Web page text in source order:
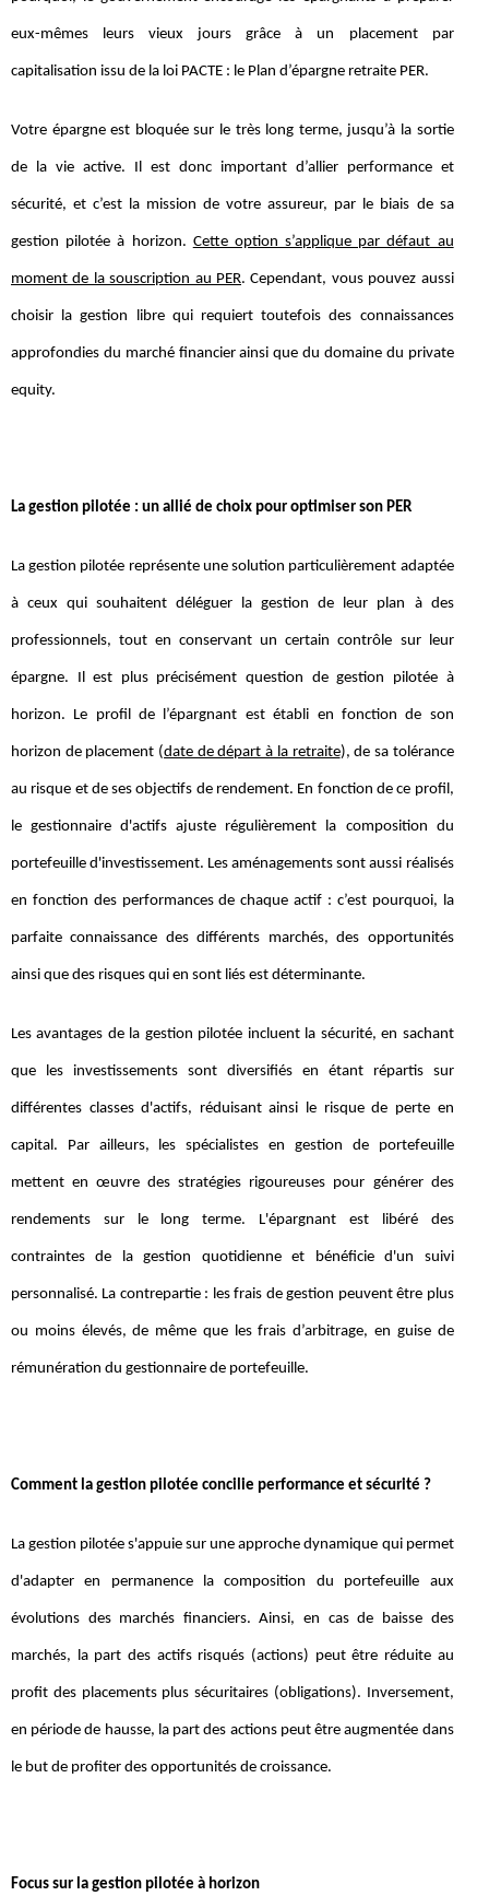
eux-mêmes leurs vieux jours grâce à un placement par
capitalisation issu de la loi PACTE : le Plan d’épargne retraite PER.
Votre épargne est bloquée sur le très long terme, jusqu’à la sortie
de la vie active. Il est donc important d’allier performance et
sécurité, et c’est la mission de votre assureur, par le biais de sa
gestion pilotée à horizon. Cette option s’applique par défaut au
moment de la souscription au PER. Cependant, vous pouvez aussi
choisir la gestion libre qui requiert toutefois des connaissances
approfondies du marché financier ainsi que du domaine du private
equity.
La gestion pilotée : un allié de choix pour optimiser son PER
La gestion pilotée représente une solution particulièrement adaptée
à ceux qui souhaitent déléguer la gestion de leur plan à des
professionnels, tout en conservant un certain contrôle sur leur
épargne. Il est plus précisément question de gestion pilotée à
horizon. Le profil de l’épargnant est établi en fonction de son
horizon de placement (date de départ à la retraite), de sa tolérance
au risque et de ses objectifs de rendement. En fonction de ce profil,
le gestionnaire d'actifs ajuste régulièrement la composition du
portefeuille d'investissement. Les aménagements sont aussi réalisés
en fonction des performances de chaque actif : c’est pourquoi, la
parfaite connaissance des différents marchés, des opportunités
ainsi que des risques qui en sont liés est déterminante.
Les avantages de la gestion pilotée incluent la sécurité, en sachant
que les investissements sont diversifiés en étant répartis sur
différentes classes d'actifs, réduisant ainsi le risque de perte en
capital. Par ailleurs, les spécialistes en gestion de portefeuille
mettent en œuvre des stratégies rigoureuses pour générer des
rendements sur le long terme. L'épargnant est libéré des
contraintes de la gestion quotidienne et bénéficie d'un suivi
personnalisé. La contrepartie : les frais de gestion peuvent être plus
ou moins élevés, de même que les frais d’arbitrage, en guise de
rémunération du gestionnaire de portefeuille.
Comment la gestion pilotée concilie performance et sécurité ?
La gestion pilotée s'appuie sur une approche dynamique qui permet
d'adapter en permanence la composition du portefeuille aux
évolutions des marchés financiers. Ainsi, en cas de baisse des
marchés, la part des actifs risqués (actions) peut être réduite au
profit des placements plus sécuritaires (obligations). Inversement,
en période de hausse, la part des actions peut être augmentée dans
le but de profiter des opportunités de croissance.
Focus sur la gestion pilotée à horizon